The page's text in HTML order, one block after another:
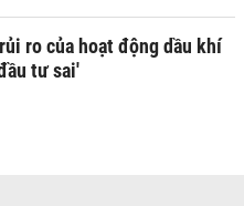
ro của hoạt động dầu khí
tư sai'